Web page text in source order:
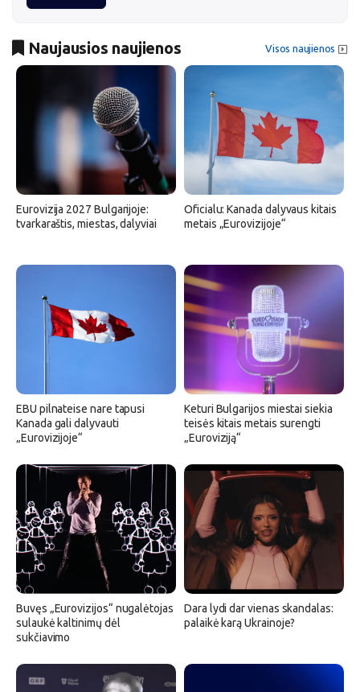
Naujausios naujienos Visos naujienos
Eurovizija 2027 Bulgarijoje:
tvarkaraštis, miestas, dalyviai
Oficialu: Kanada dalyvaus kitais
metais „Eurovizijoje“
EBU pilnateise nare tapusi
Kanada gali dalyvauti
„Eurovizijoje“
Keturi Bulgarijos miestai siekia
teisės kitais metais surengti
„Euroviziją“
Buvęs „Eurovizijos“ nugalėtojas
sulaukė kaltinimų dėl
sukčiavimo
Dara lydi dar vienas skandalas:
palaikė karą Ukrainoje?